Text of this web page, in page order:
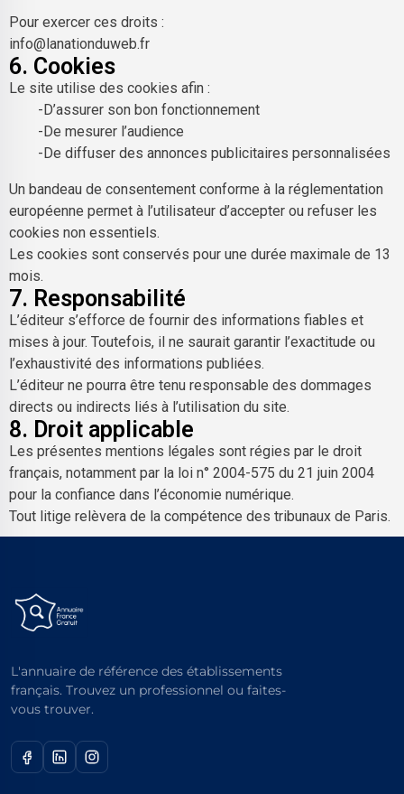
Pour exercer ces droits :
info@lanationduweb.fr
6. Cookies
Le site utilise des cookies afin :
-D’assurer son bon fonctionnement
-De mesurer l’audience
-De diffuser des annonces publicitaires personnalisées
Un bandeau de consentement conforme à la réglementation
européenne permet à l’utilisateur d’accepter ou refuser les
cookies non essentiels.
Les cookies sont conservés pour une durée maximale de 13
mois.
7. Responsabilité
L’éditeur s’efforce de fournir des informations fiables et
mises à jour. Toutefois, il ne saurait garantir l’exactitude ou
l’exhaustivité des informations publiées.
L’éditeur ne pourra être tenu responsable des dommages
directs ou indirects liés à l’utilisation du site.
8. Droit applicable
Les présentes mentions légales sont régies par le droit
français, notamment par la loi n° 2004-575 du 21 juin 2004
pour la confiance dans l’économie numérique.
Tout litige relèvera de la compétence des tribunaux de Paris.
L'annuaire de référence des établissements
français. Trouvez un professionnel ou faites-
vous trouver.